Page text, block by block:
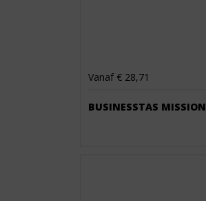
Vanaf € 28,71
BUSINESSTAS MISSION